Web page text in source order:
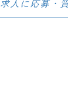
人に応募・